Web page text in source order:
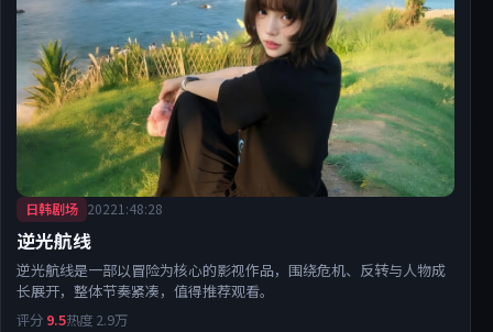
日韩剧场 20221:48:28
逆光航线
逆光航线是一部以冒险为核心的影视作品，围绕危机、反转与人物成
长展开，整体节奏紧凑，值得推荐观看。
评分 9.5热度 2.9万